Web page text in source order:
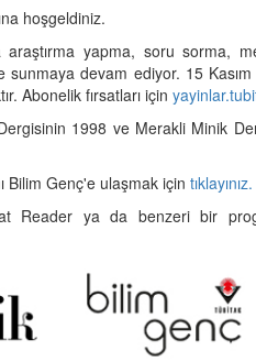
hoşgeldiniz.
yapma, soru sorma,
sunmaya devam ediyor. 15
Abonelik fırsatları için
1998 ve Merakli Minik
Bilim Genç'e ulaşmak için tıklayınız.
Reader ya da benzeri bir